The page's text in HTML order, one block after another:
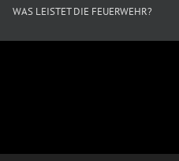
WAS LEISTET DIE FEUERWEHR?